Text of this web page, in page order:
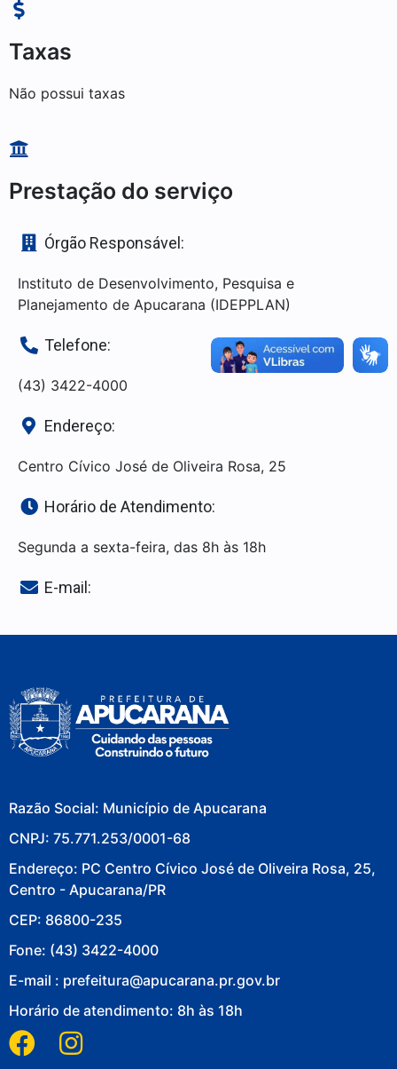
Taxas
Não possui taxas
Prestação do serviço
Órgão Responsável:
Instituto de Desenvolvimento, Pesquisa e
Planejamento de Apucarana (IDEPPLAN)
Telefone:
(43) 3422-4000
Endereço:
Centro Cívico José de Oliveira Rosa, 25
Horário de Atendimento:
Segunda a sexta-feira, das 8h às 18h
E-mail:
Razão Social: Município de Apucarana
CNPJ: 75.771.253/0001-68
Endereço: PC Centro Cívico José de Oliveira Rosa, 25,
Centro - Apucarana/PR
CEP: 86800-235
Fone: (43) 3422-4000
E-mail : prefeitura@apucarana.pr.gov.br
Horário de atendimento: 8h às 18h